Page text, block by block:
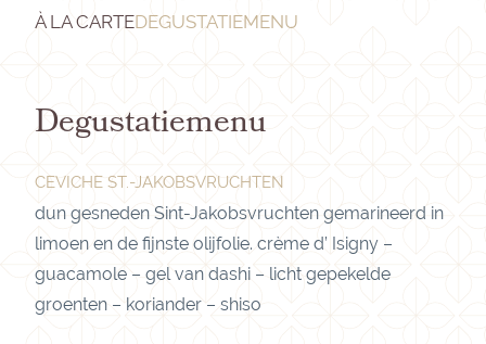
À LA CARTEDEGUSTATIEMENU
Degustatiemenu
CEVICHE ST.-JAKOBSVRUCHTEN
dun gesneden Sint-Jakobsvruchten gemarineerd in
limoen en de fijnste olijfolie. crème d’ Isigny –
guacamole – gel van dashi – licht gepekelde
groenten – koriander – shiso